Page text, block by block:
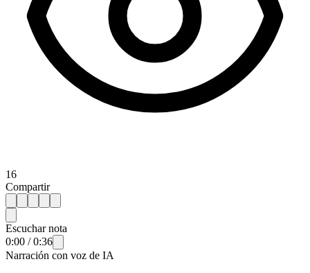
16
Compartir
Escuchar nota
0:00 /0:36
Narración con voz de IA